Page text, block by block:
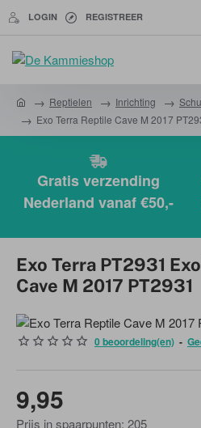
LOGIN REGISTREER
Reptielen Inrichting
Exo Terra Reptile Cave M 2017
Gratis verzending
Nederland vanaf €50,-
Exo Terra PT2931
Cave M 2017 PT2931
0 beoordeling(en) -
9,95
Prijs in spaarpunten: 205